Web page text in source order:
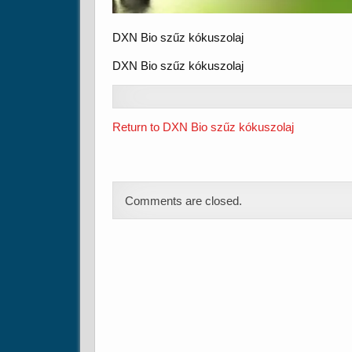
DXN Bio szűz kókuszolaj
DXN Bio szűz kókuszolaj
Return to DXN Bio szűz kókuszolaj
Comments are closed.